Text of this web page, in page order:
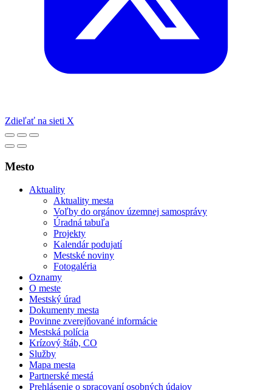
Zdieľať na sieti X
Mesto
Aktuality
Aktuality mesta
Voľby do orgánov územnej samosprávy
Úradná tabuľa
Projekty
Kalendár podujatí
Mestské noviny
Fotogaléria
Oznamy
O meste
Mestský úrad
Dokumenty mesta
Povinne zverejňované informácie
Mestská polícia
Krízový štáb, CO
Služby
Mapa mesta
Partnerské mestá
Prehlásenie o spracovaní osobných údajov